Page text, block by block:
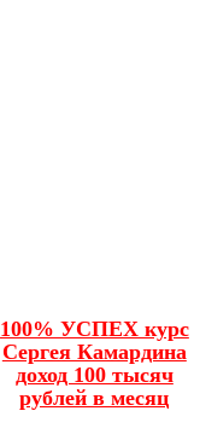
100% УСПЕХ курс
Сергея Камардина
доход 100 тысяч
рублей в месяц